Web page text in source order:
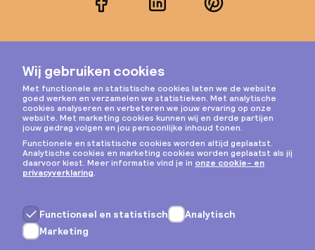
FacebookLinkedInPinterest
Instagram
Privacy & cookies
Algemene voorwaarden